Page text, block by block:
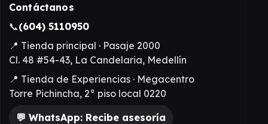
Contáctanos
📞(604) 5110950
📍 Tienda principal · Pasaje 2000
Cl. 48 #54-43, La Candelaria, Medellín
📍 Tienda de Experiencias · Megacentro
Torre Pichincha, 2° piso local 0220
💬 WhatsApp: Recibe asesoría